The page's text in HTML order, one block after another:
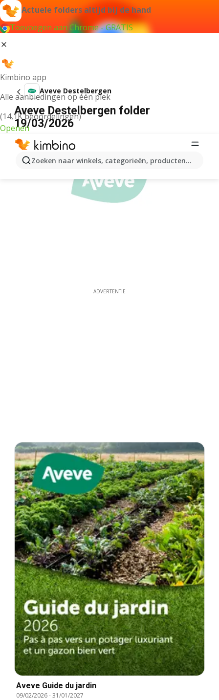
Actuele folders altijd bij de hand
Toevoegen aan Chrome - GRATIS
Kimbino app
Alle aanbiedingen op één plek
(14,1K beoordelingen)
Openen
Zoeken naar winkels, categorieën, producten...
Aveve Destelbergen
Aveve Destelbergen folder
19/03/2026
ADVERTENTIE
Aveve Guide du jardin
09/02/2026-31/01/2027